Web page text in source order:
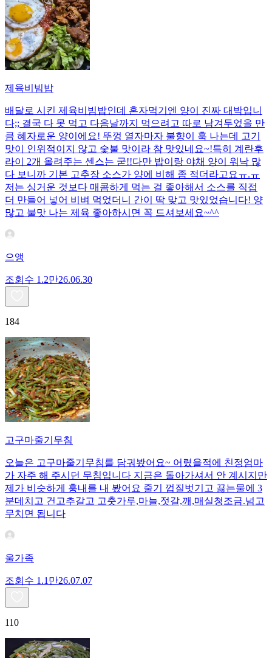
제육비빔밥
배달로 시킨 제육비빔밥인데 혼자먹기엔 양이 진짜 대박입니
다;; 결국 다 못 먹고 다음날까지 먹으려고 따로 남겨두었을 만
큼 혜자로운 양이에요! 뚜껑 열자마자 불향이 훅 나는데 고기
맛이 인위적이지 않고 숯불 맛이라 참 맛있네요~!특히 계란후
라이 2개 올려주는 센스는 굳!! ​다만 밥이랑 야채 양이 워낙 많
다 보니까 기본 고추장 소스가 양에 비해 좀 적더라고요ㅠ.ㅠ
저는 싱거운 것보다 매콤하게 먹는 걸 좋아해서 소스를 직접
더 만들어 넣어 비벼 먹었더니 간이 딱 맞고 맛있었습니다! 양
많고 불맛 나는 제육 좋아하시면 꼭 드셔보세요~^^
으앵
조회수 1.2만26.06.30
184
고구마줄기무침
오늘은 고구마줄기무침를 담궈봤어요~ 어렸을적에 친정엄마
가 자주 해 주시던 무침입니다 지금은 돌아가셔서 안 계시지만
제가 비슷하게 훙내를 내 봤어요 줄기 껍질벗기고 끓는물에 3
분데치고 건고추갈고 고춧가루,마늘,젓갈,깨,매실청조금.넘고
무치면 됩니다
울가족
조회수 1.1만26.07.07
110